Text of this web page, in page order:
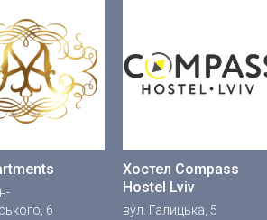
6
Хостел Compass
Hostel Lviv
вул. Галицька, 5